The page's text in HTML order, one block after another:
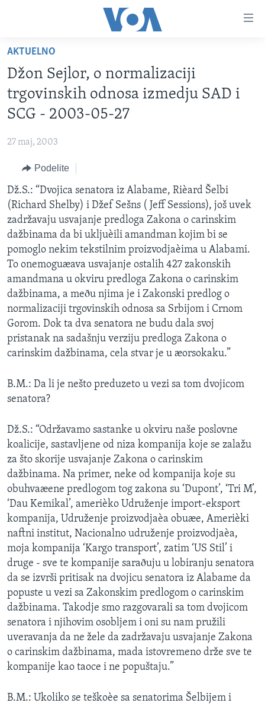
glavni
sadržaj
Idi
na
glavnu
Idi
pretragu
AMERIKA
GLOBALNE TEME
EKONOMIJA
NAUKA I TEHNOLOGIJA
MEDICINA
KULTURA
DRUŠTVO
SPORT
INTERVJU
TV PROGRAM
IZ AMERIKE
Learning English
PRATITE NAS
Jezici
AKTUELNO
Džon Sejlor, o normalizaciji
trgovinskih odnosa izmedju SAD i
SCG - 2003-05-27
27 maj, 2003
Podelite
Dž.S.: “Dvojica senatora iz Alabame, Rièard Šelbi
(Richard Shelby) i Džef Sešns ( Jeff Sessions), još uvek
zadržavaju usvajanje predloga Zakona o carinskim
dažbinama da bi ukljuèili amandman kojim bi se
pomoglo nekim tekstilnim proizvodjaèima u Alabami.
To onemoguæava usvajanje ostalih 427 zakonskih
amandmana u okviru predloga Zakona o carinskim
dažbinama, a meðu njima je i Zakonski predlog o
normalizaciji trgovinskih odnosa sa Srbijom i Crnom
Gorom. Dok ta dva senatora ne budu dala svoj
pristanak na sadašnju verziju predloga Zakona o
carinskim dažbinama, cela stvar je u æorsokaku.”
B.M.: Da li je nešto preduzeto u vezi sa tom dvojicom
senatora?
Dž.S.: “Održavamo sastanke u okviru naše poslovne
koalicije, sastavljene od niza kompanija koje se zalažu
za što skorije usvajanje Zakona o carinskim
dažbinama. Na primer, neke od kompanija koje su
obuhvaæene predlogom tog zakona su ‘Dupont’, ‘Tri M’,
‘Dau Kemikal’, amerièko Udruženje import-eksport
kompanija, Udruženje proizvodjaèa obuæe, Amerièki
naftni institut, Nacionalno udruženje proizvodjaèa,
moja kompanija ‘Kargo transport’, zatim ‘US Stil’ i
druge - sve te kompanije saraðuju u lobiranju senatora
da se izvrši pritisak na dvojicu senatora iz Alabame da
popuste u vezi sa Zakonskim predlogom o carinskim
dažbinama. Takodje smo razgovarali sa tom dvojicom
senatora i njihovim osobljem i oni su nam pružili
uveravanja da ne žele da zadržavaju usvajanje Zakona
o carinskim dažbinama, mada istovremeno drže sve te
kompanije kao taoce i ne popuštaju.”
B.M.: Ukoliko se teškoèe sa senatorima Šelbijem i